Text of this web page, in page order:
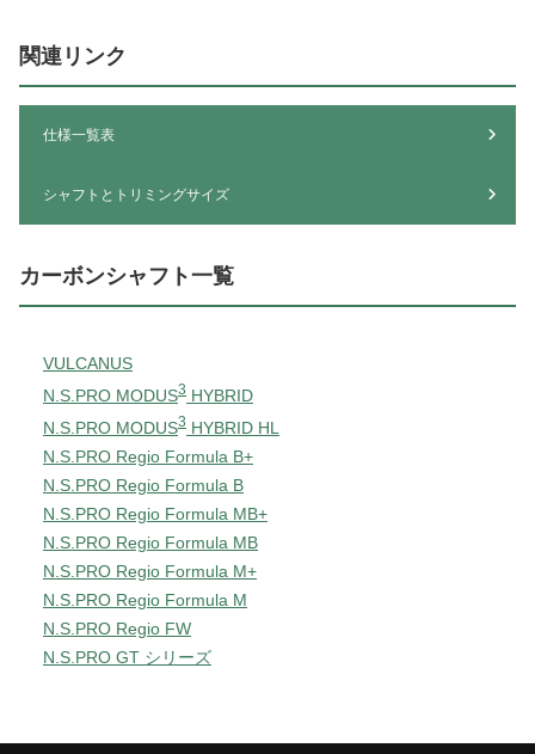
関連リンク
仕様一覧表
シャフトとトリミングサイズ
カーボンシャフト一覧
VULCANUS
N.S.PRO MODUS3 HYBRID
N.S.PRO MODUS3 HYBRID HL
N.S.PRO Regio Formula B+
N.S.PRO Regio Formula B
N.S.PRO Regio Formula MB+
N.S.PRO Regio Formula MB
N.S.PRO Regio Formula M+
N.S.PRO Regio Formula M
N.S.PRO Regio FW
N.S.PRO GT シリーズ